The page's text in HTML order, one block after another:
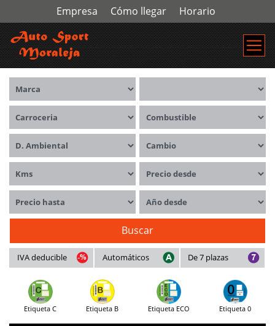
Empresa Cómo llegar Horario
Marca
Carrocerías Combustible
Distintivo ambiental Cambio
Kms Precio desde
Precio hasta Año desde
Buscar
IVA deducible Automáticos De 7 plazas
Etiqueta C Etiqueta B Etiqueta ECO Etiqueta 0